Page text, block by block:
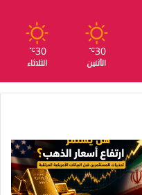
30
℃
الأثنين
30
℃
الثلاثاء